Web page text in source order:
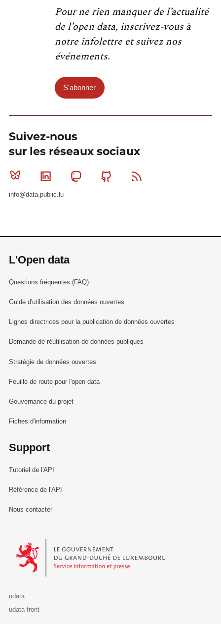
Pour ne rien manquer de l’actualité
de l’open data, inscrivez-vous à
notre infolettre et suivez nos
événements.
S'abonner
Suivez-nous
sur les réseaux sociaux
Bluesky Linkedin MastodonGithub
info@data.public.lu
L'Open data
Questions fréquentes (FAQ)
Guide d'utilisation des données ouvertes
Lignes directrices pour la publication de données ouvertes
Demande de réutilisation de données publiques
Stratégie de données ouvertes
Feuille de route pour l'open data
Gouvernance du projet
Fiches d'information
Support
Tutoriel de l'API
Référence de l'API
Nous contacter
Le Gouvernement du Grand-Duché de Luxembourg - Service
udata
udata-front